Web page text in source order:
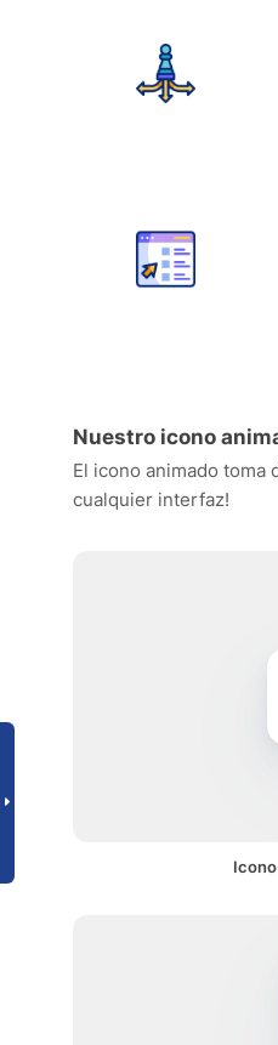
Nuestro icono
El icono animado toma
cualquier interfaz!